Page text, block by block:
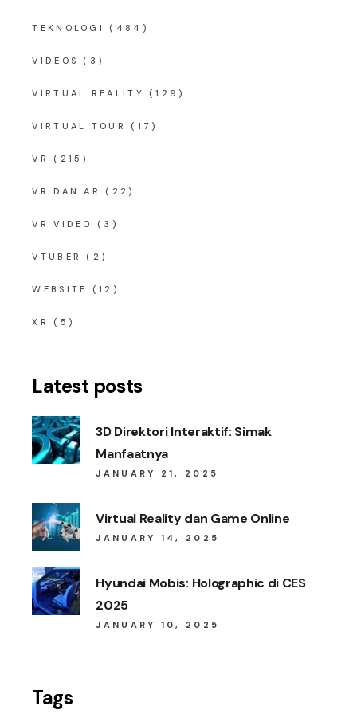
TEKNOLOGI (484)
VIDEOS (3)
VIRTUAL REALITY (129)
VIRTUAL TOUR (17)
VR (215)
VR DAN AR (22)
VR VIDEO (3)
VTUBER (2)
WEBSITE (12)
XR (5)
Latest posts
3D Direktori Interaktif: Simak
Manfaatnya
JANUARY 21, 2025
Virtual Reality dan Game Online
JANUARY 14, 2025
Hyundai Mobis: Holographic di CES
2025
JANUARY 10, 2025
Tags